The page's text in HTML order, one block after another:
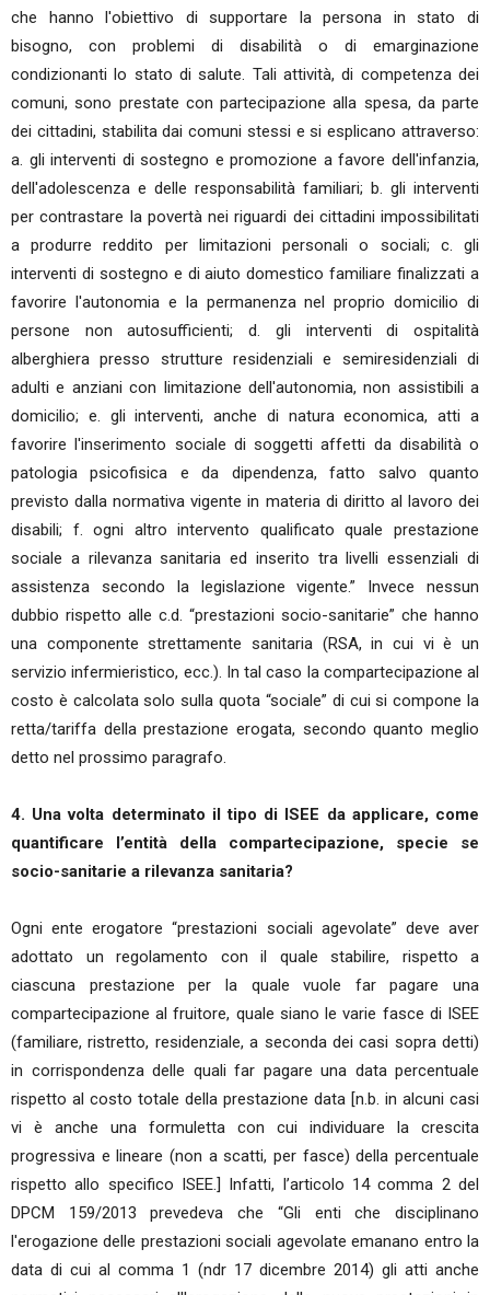
che hanno l'obiettivo di supportare la persona in stato di
bisogno, con problemi di disabilità o di emarginazione
condizionanti lo stato di salute. Tali attività, di competenza dei
comuni, sono prestate con partecipazione alla spesa, da parte
dei cittadini, stabilita dai comuni stessi e si esplicano attraverso:
a. gli interventi di sostegno e promozione a favore dell'infanzia,
dell'adolescenza e delle responsabilità familiari; b. gli interventi
per contrastare la povertà nei riguardi dei cittadini impossibilitati
a produrre reddito per limitazioni personali o sociali; c. gli
interventi di sostegno e di aiuto domestico familiare finalizzati a
favorire l'autonomia e la permanenza nel proprio domicilio di
persone non autosufficienti; d. gli interventi di ospitalità
alberghiera presso strutture residenziali e semiresidenziali di
adulti e anziani con limitazione dell'autonomia, non assistibili a
domicilio; e. gli interventi, anche di natura economica, atti a
favorire l'inserimento sociale di soggetti affetti da disabilità o
patologia psicofisica e da dipendenza, fatto salvo quanto
previsto dalla normativa vigente in materia di diritto al lavoro dei
disabili; f. ogni altro intervento qualificato quale prestazione
sociale a rilevanza sanitaria ed inserito tra livelli essenziali di
assistenza secondo la legislazione vigente.” Invece nessun
dubbio rispetto alle c.d. “prestazioni socio-sanitarie” che hanno
una componente strettamente sanitaria (RSA, in cui vi è un
servizio infermieristico, ecc.). In tal caso la compartecipazione al
costo è calcolata solo sulla quota “sociale” di cui si compone la
retta/tariffa della prestazione erogata, secondo quanto meglio
detto nel prossimo paragrafo.
4. Una volta determinato il tipo di ISEE da applicare, come
quantificare l’entità della compartecipazione, specie se
socio-sanitarie a rilevanza sanitaria?
Ogni ente erogatore “prestazioni sociali agevolate” deve aver
adottato un regolamento con il quale stabilire, rispetto a
ciascuna prestazione per la quale vuole far pagare una
compartecipazione al fruitore, quale siano le varie fasce di ISEE
(familiare, ristretto, residenziale, a seconda dei casi sopra detti)
in corrispondenza delle quali far pagare una data percentuale
rispetto al costo totale della prestazione data [n.b. in alcuni casi
vi è anche una formuletta con cui individuare la crescita
progressiva e lineare (non a scatti, per fasce) della percentuale
rispetto allo specifico ISEE.] Infatti, l’articolo 14 comma 2 del
DPCM 159/2013 prevedeva che “Gli enti che disciplinano
l'erogazione delle prestazioni sociali agevolate emanano entro la
data di cui al comma 1 (ndr 17 dicembre 2014) gli atti anche